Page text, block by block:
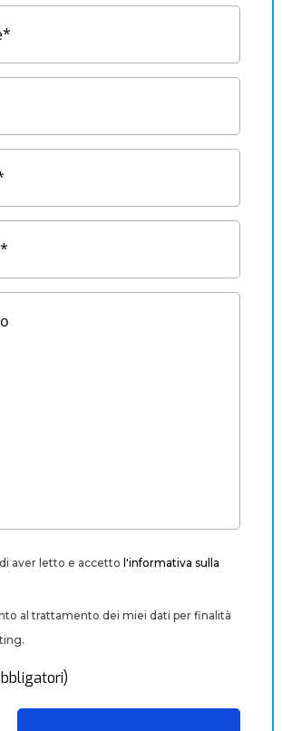
aver letto e accetto l'informativa sulla
al trattamento dei miei dati per finalità